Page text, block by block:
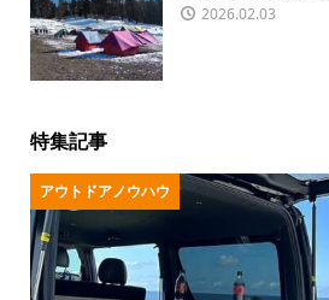
2026.02.03
特集記事
アウトドアノウハウ